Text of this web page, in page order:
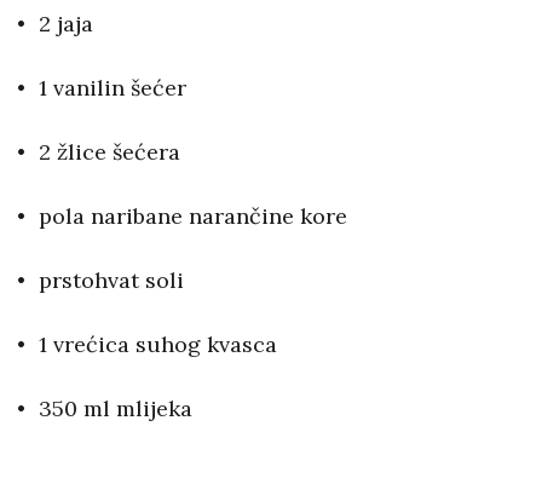
2 jaja
1 vanilin šećer
2 žlice šećera
pola naribane narančine kore
prstohvat soli
1 vrećica suhog kvasca
350 ml mlijeka